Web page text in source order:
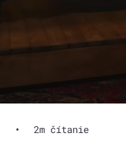
• 2m čítanie